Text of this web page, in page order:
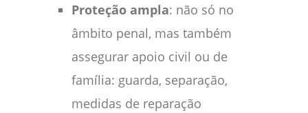
Proteção ampla: não só no
âmbito penal, mas também
assegurar apoio civil ou de
família: guarda, separação,
medidas de reparação